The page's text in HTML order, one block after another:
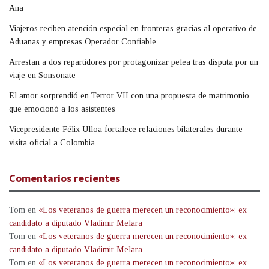
Ana
Viajeros reciben atención especial en fronteras gracias al operativo de
Aduanas y empresas Operador Confiable
Arrestan a dos repartidores por protagonizar pelea tras disputa por un
viaje en Sonsonate
El amor sorprendió en Terror VII con una propuesta de matrimonio
que emocionó a los asistentes
Vicepresidente Félix Ulloa fortalece relaciones bilaterales durante
visita oficial a Colombia
Comentarios recientes
Tom en «Los veteranos de guerra merecen un reconocimiento»: ex
candidato a diputado Vladimir Melara
Tom en «Los veteranos de guerra merecen un reconocimiento»: ex
candidato a diputado Vladimir Melara
Tom en «Los veteranos de guerra merecen un reconocimiento»: ex